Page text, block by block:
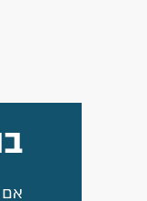
אם